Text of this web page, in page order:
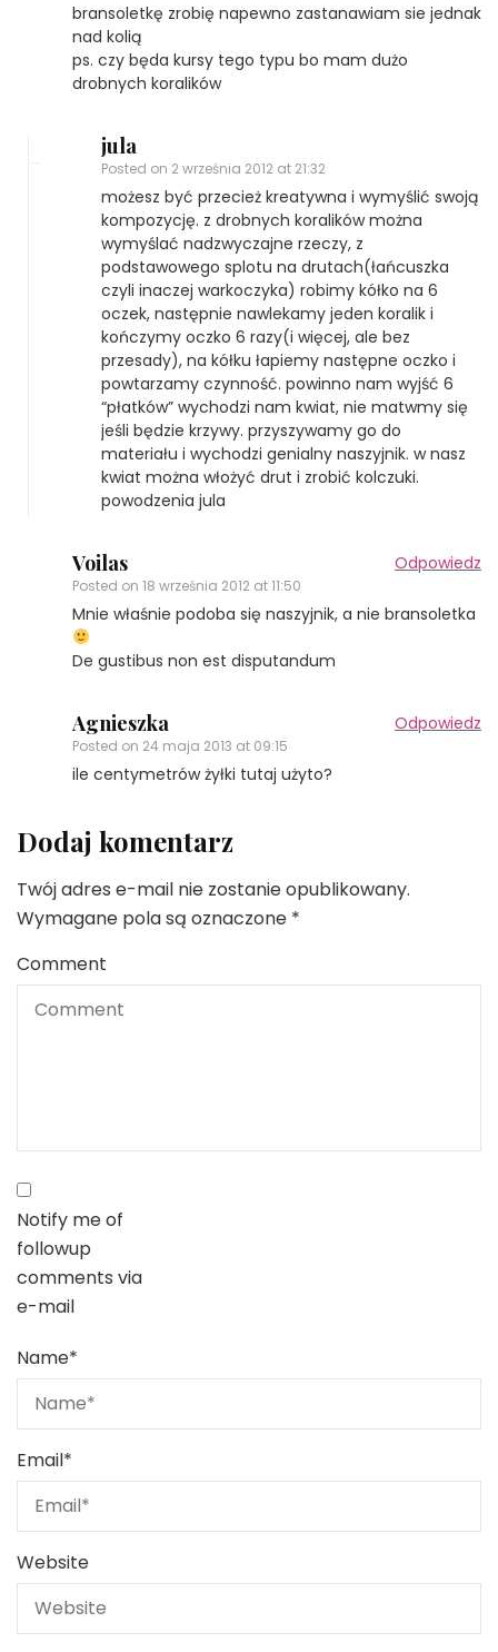
bransoletkę zrobię napewno zastanawiam sie jednak
nad kolią
ps. czy będa kursy tego typu bo mam dużo
drobnych koralików
jula
Posted on 2 września 2012 at 21:32
możesz być przecież kreatywna i wymyślić swoją
kompozycję. z drobnych koralików można
wymyślać nadzwyczajne rzeczy, z
podstawowego splotu na drutach(łańcuszka
czyli inaczej warkoczyka) robimy kółko na 6
oczek, następnie nawlekamy jeden koralik i
kończymy oczko 6 razy(i więcej, ale bez
przesady), na kółku łapiemy następne oczko i
powtarzamy czynność. powinno nam wyjść 6
“płatków” wychodzi nam kwiat, nie matwmy się
jeśli będzie krzywy. przyszywamy go do
materiału i wychodzi genialny naszyjnik. w nasz
kwiat można włożyć drut i zrobić kolczuki.
powodzenia jula
Voilas
Posted on 18 września 2012 at 11:50
Odpowiedz
Mnie właśnie podoba się naszyjnik, a nie bransoletka
De gustibus non est disputandum
Agnieszka
Posted on 24 maja 2013 at 09:15
Odpowiedz
ile centymetrów żyłki tutaj użyto?
Dodaj komentarz
Twój adres e-mail nie zostanie opublikowany.
Wymagane pola są oznaczone *
Comment
Notify me of
followup
comments via
e-mail
Name*
Email*
Website